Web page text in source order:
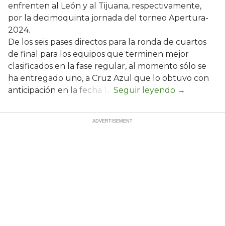
enfrenten al León y al Tijuana, respectivamente,
por la decimoquinta jornada del torneo Apertura-
2024.
De los seis pases directos para la ronda de cuartos
de final para los equipos que terminen mejor
clasificados en la fase regular, al momento sólo se
ha entregado uno, a Cruz Azul que lo obtuvo con
anticipación en la fecha 12.